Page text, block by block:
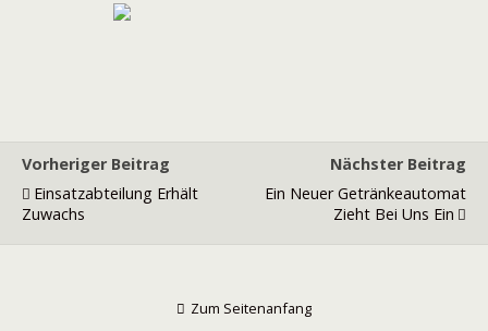
Vorheriger Beitrag
Einsatzabteilung Erhält
Zuwachs
Nächster Beitrag
Ein Neuer Getränkeautomat
Zieht Bei Uns Ein
Zum Seitenanfang